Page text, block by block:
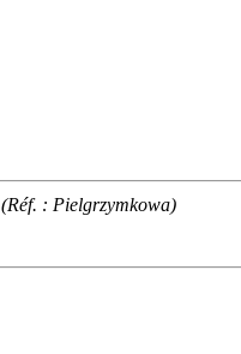
(Réf. : Pielgrzymkowa)